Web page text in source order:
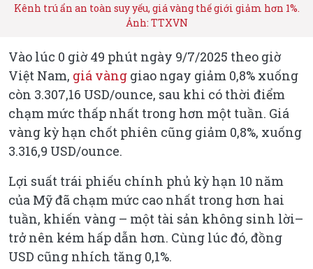
Kênh trú ẩn an toàn suy yếu, giá vàng thế giới giảm hơn 1%.
Ảnh: TTXVN
Vào lúc 0 giờ 49 phút ngày 9/7/2025 theo giờ
Việt Nam, giá vàng giao ngay giảm 0,8% xuống
còn 3.307,16 USD/ounce, sau khi có thời điểm
chạm mức thấp nhất trong hơn một tuần. Giá
vàng kỳ hạn chốt phiên cũng giảm 0,8%, xuống
3.316,9 USD/ounce.
Lợi suất trái phiếu chính phủ kỳ hạn 10 năm
của Mỹ đã chạm mức cao nhất trong hơn hai
tuần, khiến vàng – một tài sản không sinh lời–
trở nên kém hấp dẫn hơn. Cùng lúc đó, đồng
USD cũng nhích tăng 0,1%.